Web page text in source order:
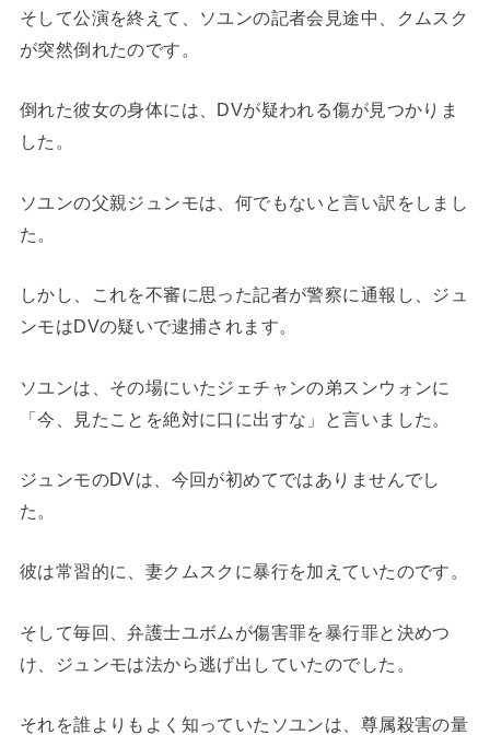
そして公演を終えて、ソユンの記者会見途中、クムスク
が突然倒れたのです。
倒れた彼女の身体には、DVが疑われる傷が見つかりま
した。
ソユンの父親ジュンモは、何でもないと言い訳をしまし
た。
しかし、これを不審に思った記者が警察に通報し、ジュ
ンモはDVの疑いで逮捕されます。
ソユンは、その場にいたジェチャンの弟スンウォンに
「今、見たことを絶対に口に出すな」と言いました。
ジュンモのDVは、今回が初めてではありませんでし
た。
彼は常習的に、妻クムスクに暴行を加えていたのです。
そして毎回、弁護士ユボムが傷害罪を暴行罪と決めつ
け、ジュンモは法から逃げ出していたのでした。
それを誰よりもよく知っていたソユンは、尊属殺害の量